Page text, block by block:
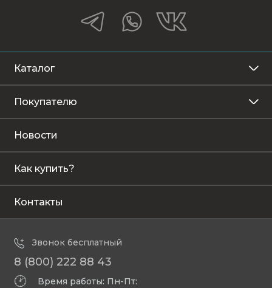
Каталог
Покупателю
Новости
Как купить?
Контакты
Звонок бесплатный
8 (800) 222 88 43
Время работы: Пн-Пт: